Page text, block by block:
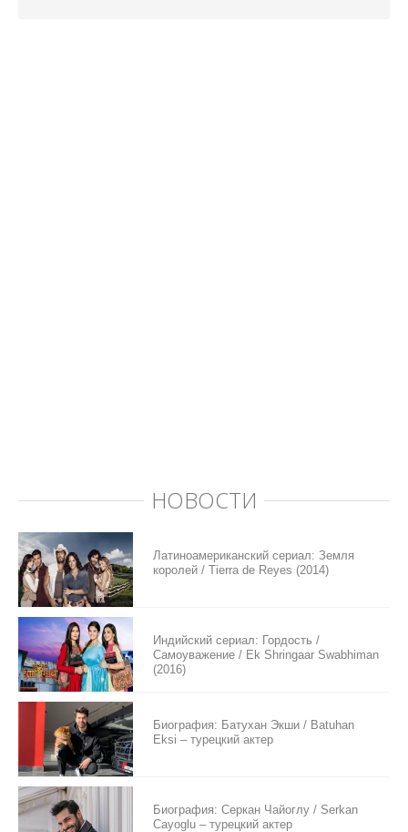
НОВОСТИ
Латиноамериканский сериал: Земля
королей / Tierra de Reyes (2014)
Индийский сериал: Гордость /
Самоуважение / Ek Shringaar Swabhiman
(2016)
Биография: Батухан Экши / Batuhan
Eksi – турецкий актер
Биография: Серкан Чайоглу / Serkan
Cayoglu – турецкий актер